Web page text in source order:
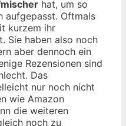
hat, um so
aufgepasst. Oftmals
kurzem ihr
Sie haben also noch
aber dennoch ein
Rezensionen sind
Das
nur noch nicht
wie Amazon
die weiteren
noch zu